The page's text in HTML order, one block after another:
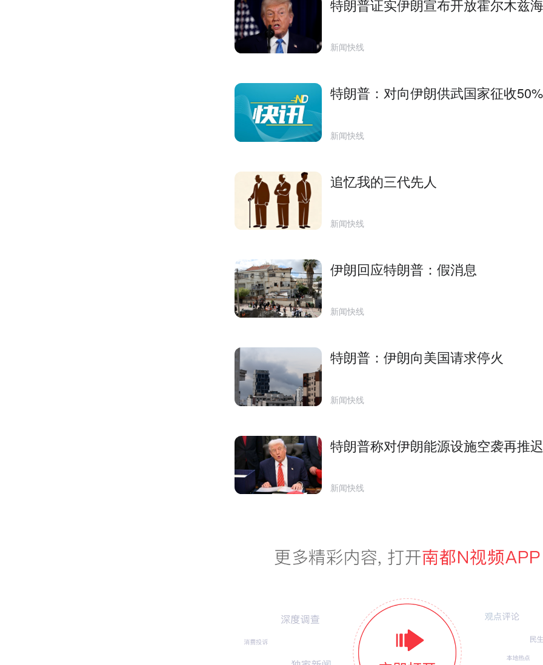
特朗普证实伊朗宣布开放霍尔木兹
新闻快线
特朗普：对向伊朗供武国家征收
新闻快线
追忆我的三代先人
新闻快线
伊朗回应特朗普：假消息
新闻快线
特朗普：伊朗向美国请求停火
新闻快线
特朗普称对伊朗能源设施空袭再推
新闻快线